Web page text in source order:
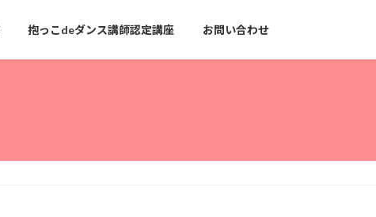
抱っこdeダンス講師認定講座 お問い合わせ